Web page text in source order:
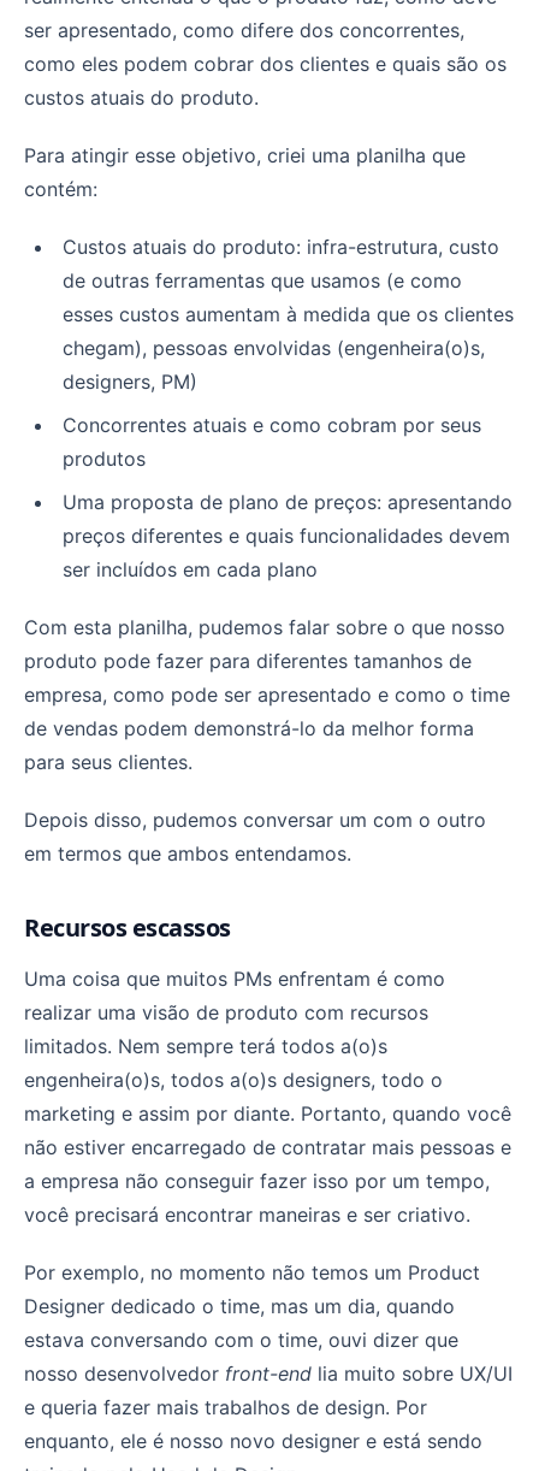
ser apresentado, como difere dos concorrentes,
como eles podem cobrar dos clientes e quais são os
custos atuais do produto.
Para atingir esse objetivo, criei uma planilha que
contém:
Custos atuais do produto: infra-estrutura, custo
de outras ferramentas que usamos (e como
esses custos aumentam à medida que os clientes
chegam), pessoas envolvidas (engenheira(o)s,
designers, PM)
Concorrentes atuais e como cobram por seus
produtos
Uma proposta de plano de preços: apresentando
preços diferentes e quais funcionalidades devem
ser incluídos em cada plano
Com esta planilha, pudemos falar sobre o que nosso
produto pode fazer para diferentes tamanhos de
empresa, como pode ser apresentado e como o time
de vendas podem demonstrá-lo da melhor forma
para seus clientes.
Depois disso, pudemos conversar um com o outro
em termos que ambos entendamos.
Recursos escassos
Uma coisa que muitos PMs enfrentam é como
realizar uma visão de produto com recursos
limitados. Nem sempre terá todos a(o)s
engenheira(o)s, todos a(o)s designers, todo o
marketing e assim por diante. Portanto, quando você
não estiver encarregado de contratar mais pessoas e
a empresa não conseguir fazer isso por um tempo,
você precisará encontrar maneiras e ser criativo.
Por exemplo, no momento não temos um Product
Designer dedicado o time, mas um dia, quando
estava conversando com o time, ouvi dizer que
nosso desenvolvedor front-end lia muito sobre UX/UI
e queria fazer mais trabalhos de design. Por
enquanto, ele é nosso novo designer e está sendo